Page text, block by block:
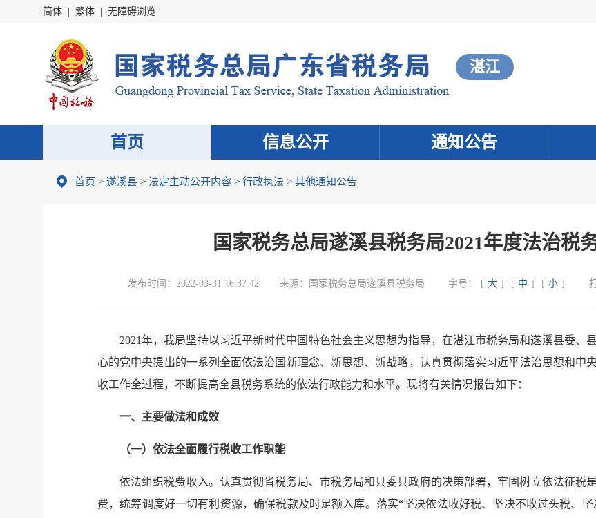
简体 繁体 无障碍浏览
湛江
首页 信息公开 通知公告
首页 > 遂溪县 > 法定主动公开内容 > 行政执法 > 其他通知公告
国家税务总局遂溪县税务局2021年度法治税
发布时间： 2022-03-31 16:37:42 来源： 国家税务总局遂溪县税务局 字号： [ 大 ] [ 中 ] [ 小 ]
2021年，我局坚持以习近平新时代中国特色社会主义思想为指导，在湛江市税务局和遂溪县委、
心的党中央提出的一系列全面依法治国新理念、新思想、新战略，认真贯彻落实习近平法治思想和中
收工作全过程，不断提高全县税务系统的依法行政能力和水平。现将有关情况报告如下：
一、主要做法和成效
（一）依法全面履行税收工作职能
依法组织税费收入。认真贯彻省税务局、市税务局和县委县政府的决策部署，牢固树立依法征税
费，统筹调度好一切有利资源，确保税款及时足额入库。落实“坚决依法收好税、坚决不收过头税、